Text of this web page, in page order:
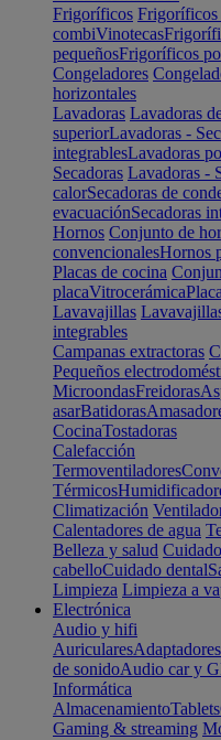
Frigoríficos Frigoríficos
combiVinotecas
pequeñosFrigoríficos
Congeladores
horizontales
Lavadoras Lavadoras
superiorLavadoras -
integrablesLavadoras
Secadoras Lavadoras -
calorSecadoras de
evacuaciónSecadoras
Hornos Conjunto de
convencionalesHornos
Placas de cocina
placaVitrocerámica
Lavavajillas
integrables
Campanas extractoras
Pequeños
MicroondasFreidoras
asarBatidoras
CocinaTostadoras
Calefacción
Termoventiladores
Térmicos
Climatización
Calentadores de agua
Belleza y salud
cabelloCuidado dental
Limpieza Limpieza a
Electrónica
Audio y hifi
AuricularesAdaptadores
de sonidoAudio car y
Informática
AlmacenamientoTablets
Gaming & streaming